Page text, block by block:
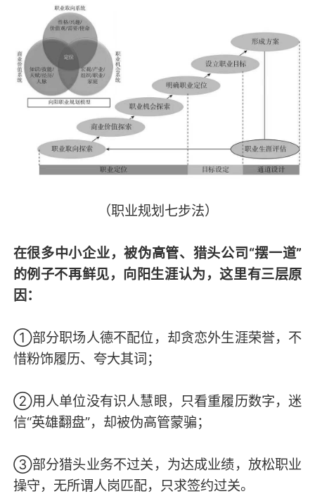
（职业规划七步法）
在很多中小企业，被伪高管、猎头公司“摆一道”
的例子不再鲜见，向阳生涯认为，这里有三层原
因：
①部分职场人德不配位，却贪恋外生涯荣誉，不
惜粉饰履历、夸大其词；
②用人单位没有识人慧眼，只看重履历数字，迷
信“英雄翻盘”，却被伪高管蒙骗；
③部分猎头业务不过关，为达成业绩，放松职业
操守，无所谓人岗匹配，只求签约过关。